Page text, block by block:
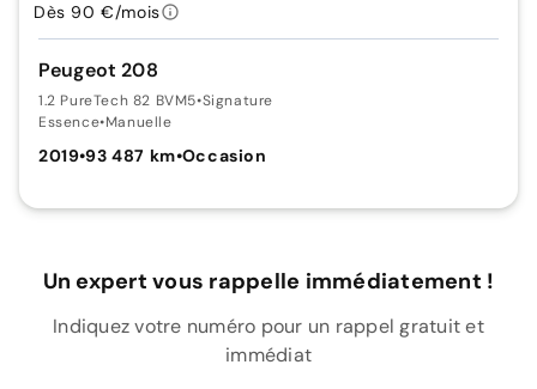
Peugeot 208
1.2 PureTech 82 BVM5•Signature
Essence•Manuelle
2019•93 487 km•Occasion
Dès 90 €/mois
Un expert vous rappelle immédiatement !
Indiquez votre numéro pour un rappel gratuit et
immédiat